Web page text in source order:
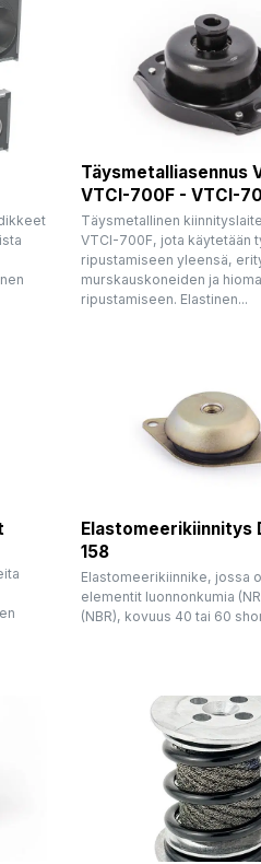
Täysmetalliasennus
VTCI-700F - VTCI-
Täysmetallinen
VTCI-700F, jota käytetään
ripustamiseen yleensä,
murskauskoneiden ja
ripustamiseen. Elastinen...
Elastomeerikiinnitys
158
Elastomeerikiinnike, jossa
elementit luonnonkumia
(NBR), kovuus 40 tai 60